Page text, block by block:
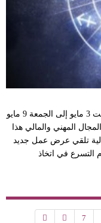
إليك توقعات برج الثور للأسبوع الممتد من السبت 3 مايو إلى الجمعة 9 مايو
المجال المهني والمالي هذا
تلقي عرض عمل جديد
التسرع في اتخاذ
7